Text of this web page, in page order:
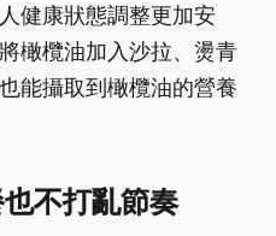
健康狀態調整更加安
橄欖油加入沙拉、燙青
能攝取到橄欖油的營養
不打亂節奏